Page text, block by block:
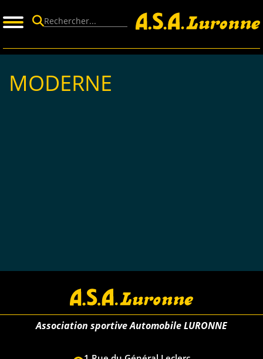
MODERNE
Association sportive Automobile LURONNE